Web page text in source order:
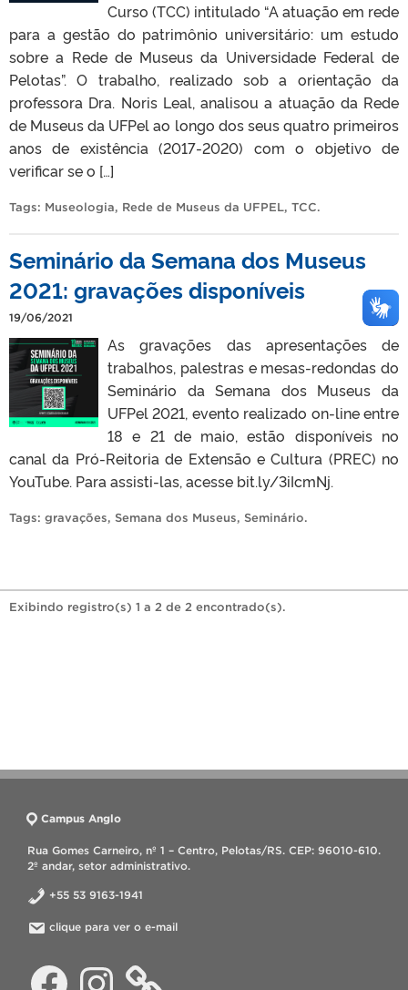
Curso (TCC) intitulado “A atuação em rede
para a gestão do patrimônio universitário: um estudo
sobre a Rede de Museus da Universidade Federal de
Pelotas”. O trabalho, realizado sob a orientação da
professora Dra. Noris Leal, analisou a atuação da Rede
de Museus da UFPel ao longo dos seus quatro primeiros
anos de existência (2017-2020) com o objetivo de
verificar se o […]
Tags: Museologia, Rede de Museus da UFPEL, TCC.
Seminário da Semana dos Museus
2021: gravações disponíveis
19/06/2021
As gravações das apresentações de
trabalhos, palestras e mesas-redondas do
Seminário da Semana dos Museus da
UFPel 2021, evento realizado on-line entre
18 e 21 de maio, estão disponíveis no
canal da Pró-Reitoria de Extensão e Cultura (PREC) no
YouTube. Para assisti-las, acesse bit.ly/3iIcmNj.
Tags: gravações, Semana dos Museus, Seminário.
Exibindo registro(s) 1 a 2 de 2 encontrado(s).
Campus Anglo
Rua Gomes Carneiro, nº 1 – Centro, Pelotas/RS. CEP: 96010-610.
2º andar, setor administrativo.
+55 53 9163-1941
clique para ver o e-mail
Facebook Instagram